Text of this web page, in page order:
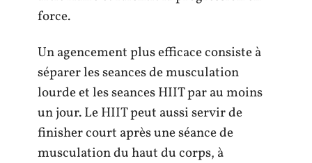
force.
Un agencement plus efficace consiste à
séparer les seances de musculation
lourde et les seances HIIT par au moins
un jour. Le HIIT peut aussi servir de
finisher court après une séance de
musculation du haut du corps, à